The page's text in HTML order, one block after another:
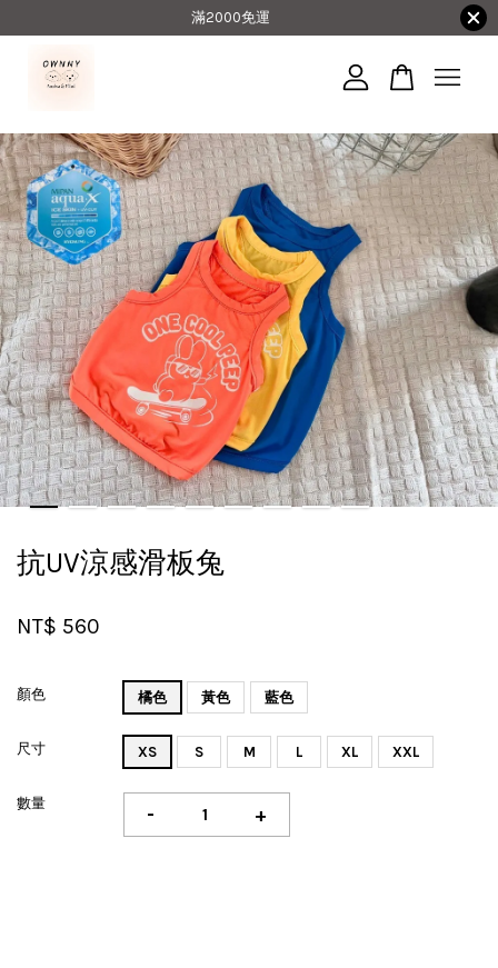
滿2000免運
抗UV涼感滑板兔
NT$ 560
顏色 橘色 黃色 藍色
尺寸 XS S M L XL XXL
數量 - +
繼續購物